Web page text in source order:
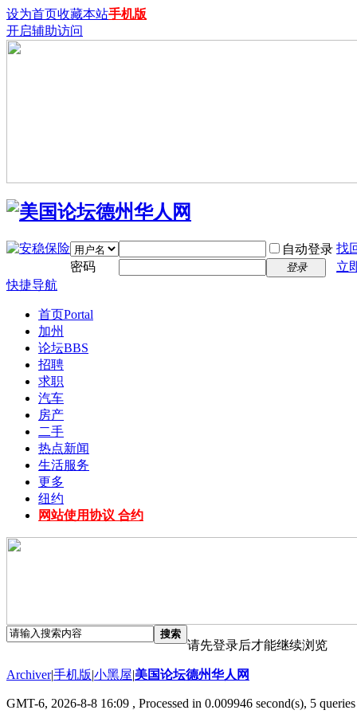
设为首页收藏本站手机版
开启辅助访问
自动登录 找
密码
登录
立
快捷导航
首页Portal
加州
论坛BBS
招聘
求职
汽车
房产
二手
热点新闻
生活服务
更多
纽约
网站使用协议 合约
搜索
请先登录后才能继续浏览
Archiver|手机版|小黑屋|美国论坛德州华人网
GMT-6, 2026-8-8 16:09 , Processed in 0.009946 second(s), 5